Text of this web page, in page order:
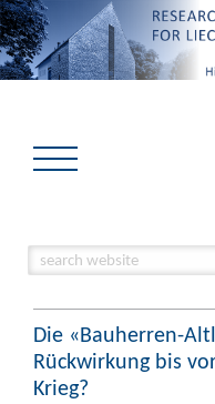
Die «Bauherren-
Rückwirkung bis
Krieg?